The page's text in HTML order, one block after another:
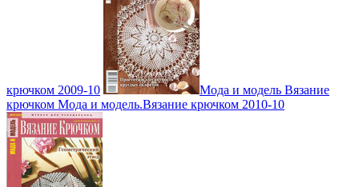
крючком 2009-10
Мода и модель Вязание
крючком Мода и модель.Вязание крючком 2010-10